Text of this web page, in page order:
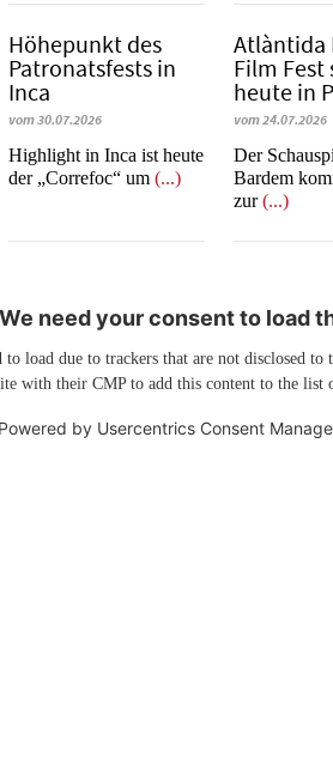
Höhepunkt des
Patronatsfests in
Inca
vom 30.07.2026
Highlight in Inca ist heute
der „Correfoc“ um(...)
Atlàntida
Film
heute in
vom 24.07.2026
Der
Bardem
zur(...)
We need your consent to load
load due to trackers that are not disclosed to
with their CMP to add this content to the list
Powered by Usercentrics Consent